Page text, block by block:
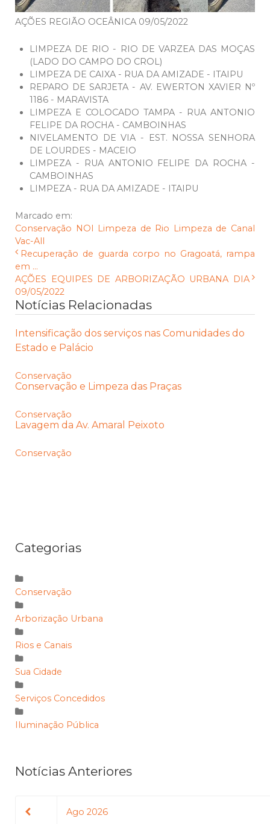
AÇÕES REGIÃO OCEÂNICA 09/05/2022
LIMPEZA DE RIO - RIO DE VARZEA DAS MOÇAS
(LADO DO CAMPO DO CROL)
LIMPEZA DE CAIXA - RUA DA AMIZADE - ITAIPU
REPARO DE SARJETA - AV. EWERTON XAVIER Nº
1186 - MARAVISTA
LIMPEZA E COLOCADO TAMPA - RUA ANTONIO
FELIPE DA ROCHA - CAMBOINHAS
NIVELAMENTO DE VIA - EST. NOSSA SENHORA
DE LOURDES - MACEIO
LIMPEZA - RUA ANTONIO FELIPE DA ROCHA -
CAMBOINHAS
LIMPEZA - RUA DA AMIZADE - ITAIPU
Marcado em:
Conservação
NOI Limpeza de Rio
Limpeza de Canal
Vac-All
Recuperação de guarda corpo no Gragoatá, rampa
em ...
AÇÕES EQUIPES DE ARBORIZAÇÃO URBANA DIA
09/05/2022
Notícias Relacionadas
Intensificação dos serviços nas Comunidades do
Estado e Palácio
Conservação
Conservação e Limpeza das Praças
Conservação
Lavagem da Av. Amaral Peixoto
Conservação
Categorias
Conservação
Arborização Urbana
Rios e Canais
Sua Cidade
Serviços Concedidos
Iluminação Pública
Notícias Anteriores
Ago 2026